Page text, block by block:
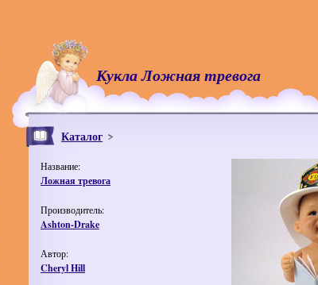
Кукла Ложная тревога
Каталог
Название:
Ложная тревога
Производитель:
Ashton-Drake
Автор:
Cheryl Hill